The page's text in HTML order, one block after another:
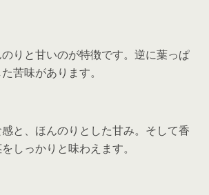
りと甘いのが特徴です。逆に葉っぱ
苦味があります。
と、ほんのりとした甘み。そして香
しっかりと味わえます。